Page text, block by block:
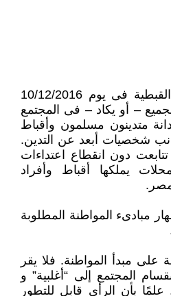
أثارت مجزرة الكاتدرائية القبطية فى يوم 10/12/2016
– أو يكاد – فى المجتمع
متدينون مسلمون وأقباط
شخصيات أبعد عن التدين.
دون انقطاع اعتداءات
يملكها أقباط وأفراد
مصر.
مبادىء المواطنة المطلوبة
على مبدأ المواطنة. فلا يقر
المجتمع إلى “أغلبية” و
بأن الرأى قابل للتطور